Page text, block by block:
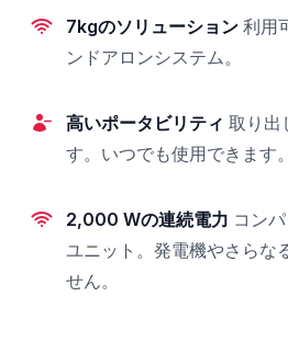
7kgのソリューション 利用
ンドアロンシステム。
高いポータビリティ 取り出
す。いつでも使用できます。
2,000 Wの連続電力 コン
ユニット。発電機やさらな
せん。